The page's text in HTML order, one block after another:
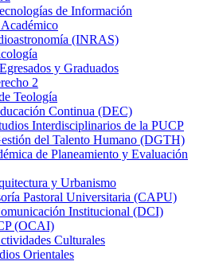
de Información
(INRAS)
y Graduados
2
Teología
Continua (DEC)
Interdisciplinarios de la PUCP
del Talento Humano (DGTH)
de Planeamiento y Evaluación
y Urbanismo
Pastoral Universitaria (CAPU)
Institucional (DCI)
(OCAI)
Culturales
Orientales